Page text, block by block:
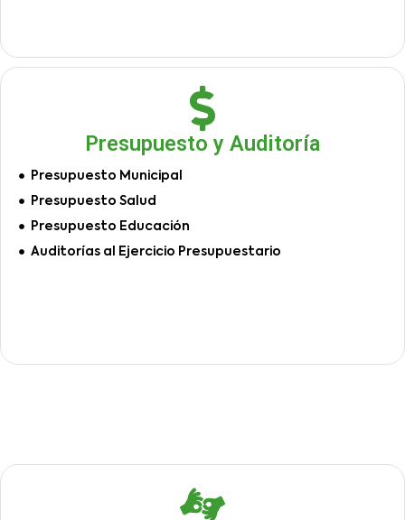
Presupuesto y Auditoría
Presupuesto Municipal
Presupuesto Salud
Presupuesto Educación
Auditorías al Ejercicio Presupuestario